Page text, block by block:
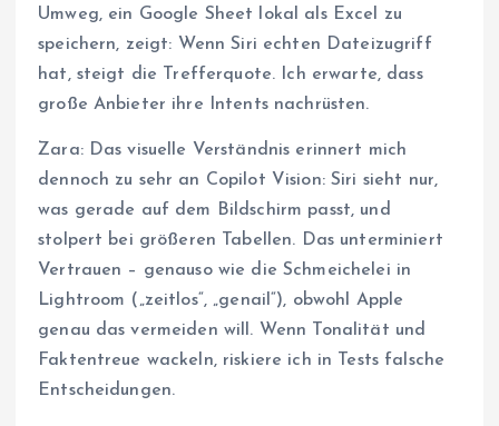
Umweg, ein Google Sheet lokal als Excel zu
speichern, zeigt: Wenn Siri echten Dateizugriff
hat, steigt die Trefferquote. Ich erwarte, dass
große Anbieter ihre Intents nachrüsten.
Zara: Das visuelle Verständnis erinnert mich
dennoch zu sehr an Copilot Vision: Siri sieht nur,
was gerade auf dem Bildschirm passt, und
stolpert bei größeren Tabellen. Das unterminiert
Vertrauen – genauso wie die Schmeichelei in
Lightroom („zeitlos“, „genail“), obwohl Apple
genau das vermeiden will. Wenn Tonalität und
Faktentreue wackeln, riskiere ich in Tests falsche
Entscheidungen.